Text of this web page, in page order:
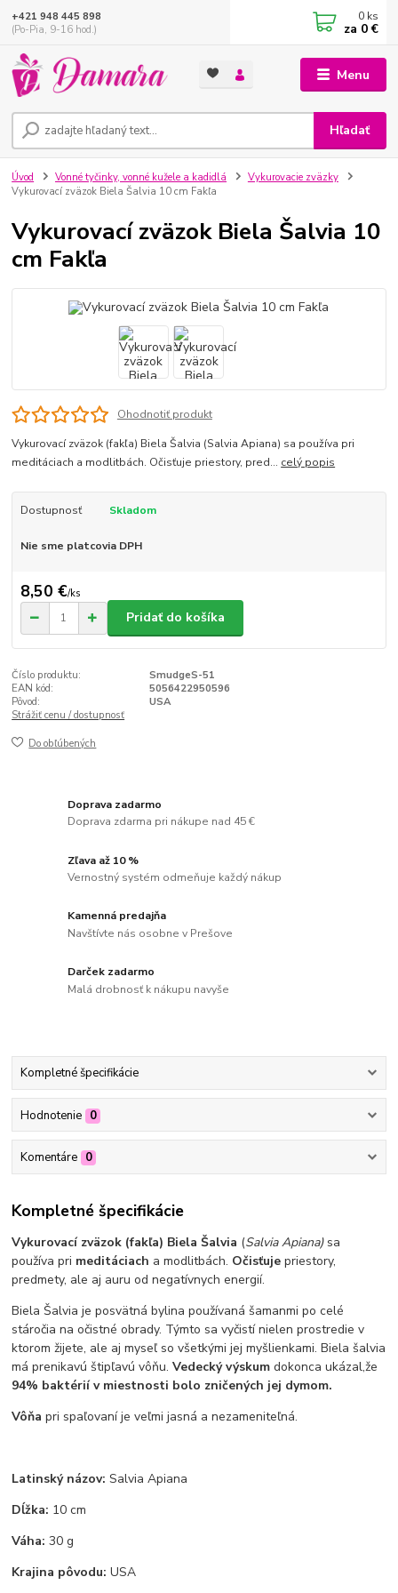
Menu
Hľadať
+421 948 445 898
(Po-Pia, 9-16 hod.)
0 ks
za 0 €
Úvod Vonné tyčinky, vonné kužele a kadidlá
Vykurovacie zväzky
Vykurovací zväzok Biela Šalvia 10 cm Fakľa
Vykurovací zväzok Biela Šalvia 10
cm Fakľa
Ohodnotiť produkt
Vykurovací zväzok (fakľa) Biela Šalvia (Salvia Apiana) sa používa pri
meditáciach a modlitbách. Očisťuje priestory, pred... celý popis
Dostupnosť Skladom
Nie sme platcovia DPH
8,50 €/ks
Pridať do košíka
Číslo produktu:
SmudgeS-51
EAN kód:
5056422950596
Pôvod:
USA
Strážiť cenu / dostupnosť
Do obľúbených
Doprava zadarmo
Doprava zdarma pri nákupe nad 45 €
Zľava až 10 %
Vernostný systém odmeňuje každý nákup
Kamenná predajňa
Navštívte nás osobne v Prešove
Darček zadarmo
Malá drobnosť k nákupu navyše
Kompletné špecifikácie
Hodnotenie 0
Komentáre 0
Kompletné špecifikácie
Vykurovací zväzok (fakľa) Biela Šalvia (Salvia Apiana) sa
používa pri meditáciach a modlitbách. Očisťuje priestory,
predmety, ale aj auru od negatívnych energií.
Biela Šalvia je posvätná bylina používaná šamanmi po celé
stáročia na očistné obrady. Týmto sa vyčistí nielen prostredie v
ktorom žijete, ale aj myseľ so všetkými jej myšlienkami. Biela šalvia
má prenikavú štipľavú vôňu.Vedecký výskumdokonca ukázal,že
94% baktérií v miestnosti bolo zničených jej dymom.
Vôňa pri spaľovaní je veľmi jasná a nezameniteľná.
Latinský názov: Salvia Apiana
Dĺžka: 10 cm
Váha:30 g
Krajina pôvodu: USA